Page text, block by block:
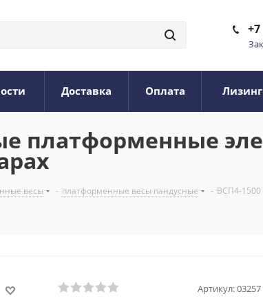
+7
Доставка Оплата
платформенные
весы - платформенные весы пандусные - ВСП4-
Артикул:03257